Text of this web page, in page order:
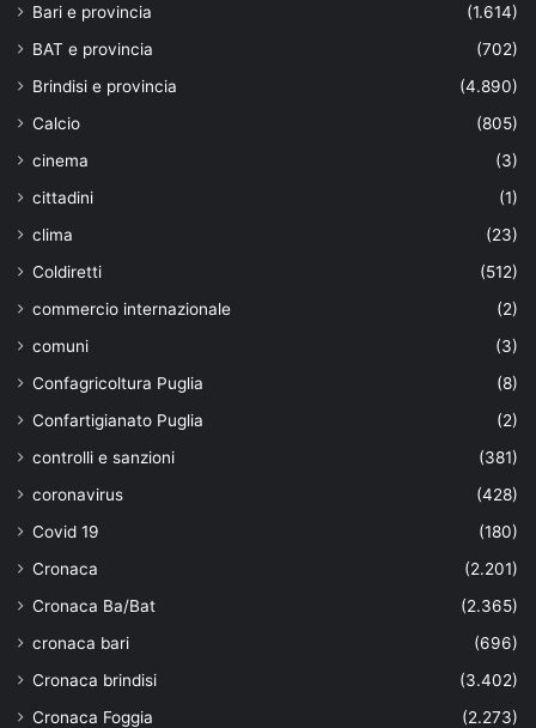
Bari e provincia
(1.614)
BAT e provincia
(702)
Brindisi e provincia
(4.890)
Calcio
(805)
cinema
(3)
cittadini
(1)
clima
(23)
Coldiretti
(512)
commercio internazionale
(2)
comuni
(3)
Confagricoltura Puglia
(8)
Confartigianato Puglia
(2)
controlli e sanzioni
(381)
coronavirus
(428)
Covid 19
(180)
Cronaca
(2.201)
Cronaca Ba/Bat
(2.365)
cronaca bari
(696)
Cronaca brindisi
(3.402)
Cronaca Foggia
(2.273)